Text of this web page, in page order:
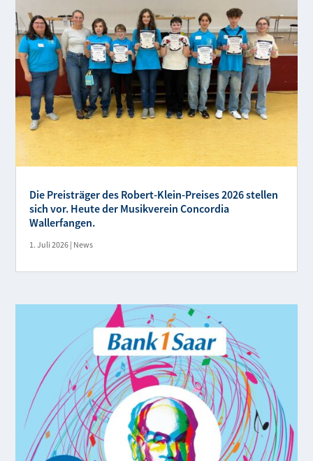
Die Preisträger des Robert-Klein-Preises 2026 stellen
sich vor. Heute der Musikverein Concordia
Wallerfangen.
1. Juli 2026 | News